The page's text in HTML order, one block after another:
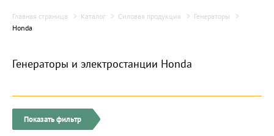
Главная страница Каталог Силовая продукция
Генераторы
Honda
Генераторы и электростанции Honda
Показать фильтр